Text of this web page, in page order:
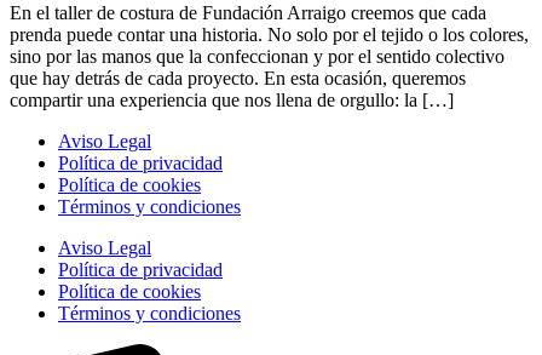
En el taller de costura de Fundación Arraigo creemos que cada
prenda puede contar una historia. No solo por el tejido o los colores,
sino por las manos que la confeccionan y por el sentido colectivo
que hay detrás de cada proyecto. En esta ocasión, queremos
compartir una experiencia que nos llena de orgullo: la […]
Aviso Legal
Política de privacidad
Política de cookies
Términos y condiciones
Aviso Legal
Política de privacidad
Política de cookies
Términos y condiciones